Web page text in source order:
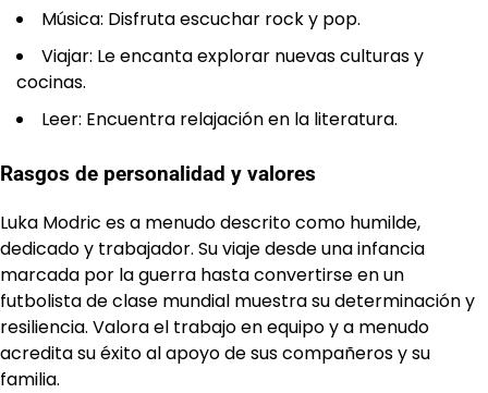
Música: Disfruta escuchar rock y pop.
Viajar: Le encanta explorar nuevas culturas y
cocinas.
Leer: Encuentra relajación en la literatura.
Rasgos de personalidad y valores
Luka Modric es a menudo descrito como humilde,
dedicado y trabajador. Su viaje desde una infancia
marcada por la guerra hasta convertirse en un
futbolista de clase mundial muestra su determinación y
resiliencia. Valora el trabajo en equipo y a menudo
acredita su éxito al apoyo de sus compañeros y su
familia.